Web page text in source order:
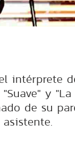
intérprete
y "La
de su